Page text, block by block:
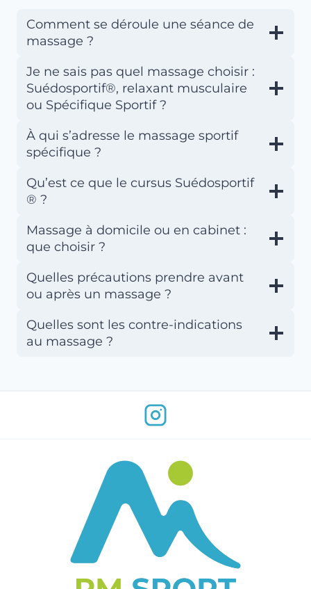
Comment se déroule une séance de
massage ?
Je ne sais pas quel massage choisir :
Suédosportif®, relaxant musculaire
ou Spécifique Sportif ?
À qui s’adresse le massage sportif
spécifique ?
Qu’est ce que le cursus Suédosportif
® ?
Massage à domicile ou en cabinet :
que choisir ?
Quelles précautions prendre avant
ou après un massage ?
Quelles sont les contre-indications
au massage ?